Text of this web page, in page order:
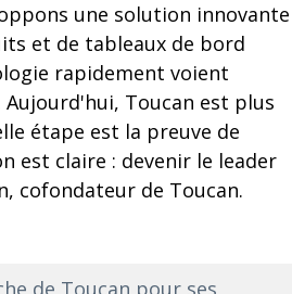
une solution innovante
et de tableaux de bord
rapidement voient
Toucan est plus
étape est la preuve de
est claire : devenir le leader
cofondateur de Toucan.
de Toucan pour ses